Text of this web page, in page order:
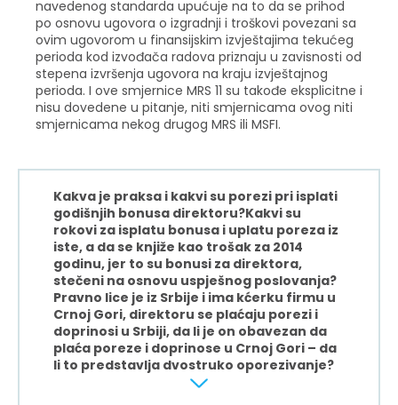
navedenog standarda upućuje na to da se prihod
po osnovu ugovora o izgradnji i troškovi povezani sa
ovim ugovorom u finansijskim izvještajima tekućeg
perioda kod izvođača radova priznaju u zavisnosti od
stepena izvršenja ugovora na kraju izvještajnog
perioda. I ove smjernice MRS 11 su takođe eksplicitne i
nisu dovedene u pitanje, niti smjernicama ovog niti
smjernicama nekog drugog MRS ili MSFI.
Kakva je praksa i kakvi su porezi pri isplati
godišnjih bonusa direktoru?Kakvi su
rokovi za isplatu bonusa i uplatu poreza iz
iste, a da se knjiže kao trošak za 2014
godinu, jer to su bonusi za direktora,
stečeni na osnovu uspješnog poslovanja?
Pravno lice je iz Srbije i ima kćerku firmu u
Crnoj Gori, direktoru se plaćaju porezi i
doprinosi u Srbiji, da li je on obavezan da
plaća poreze i doprinose u Crnoj Gori – da
li to predstavlja dvostruko oporezivanje?